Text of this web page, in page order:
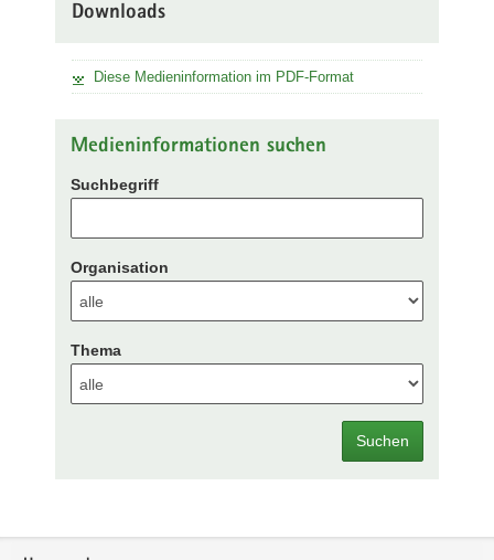
Downloads
Diese Medieninformation im PDF-Format
Medieninformationen suchen
Suchbegriff
Organisation
Thema
Suchen
Footer-